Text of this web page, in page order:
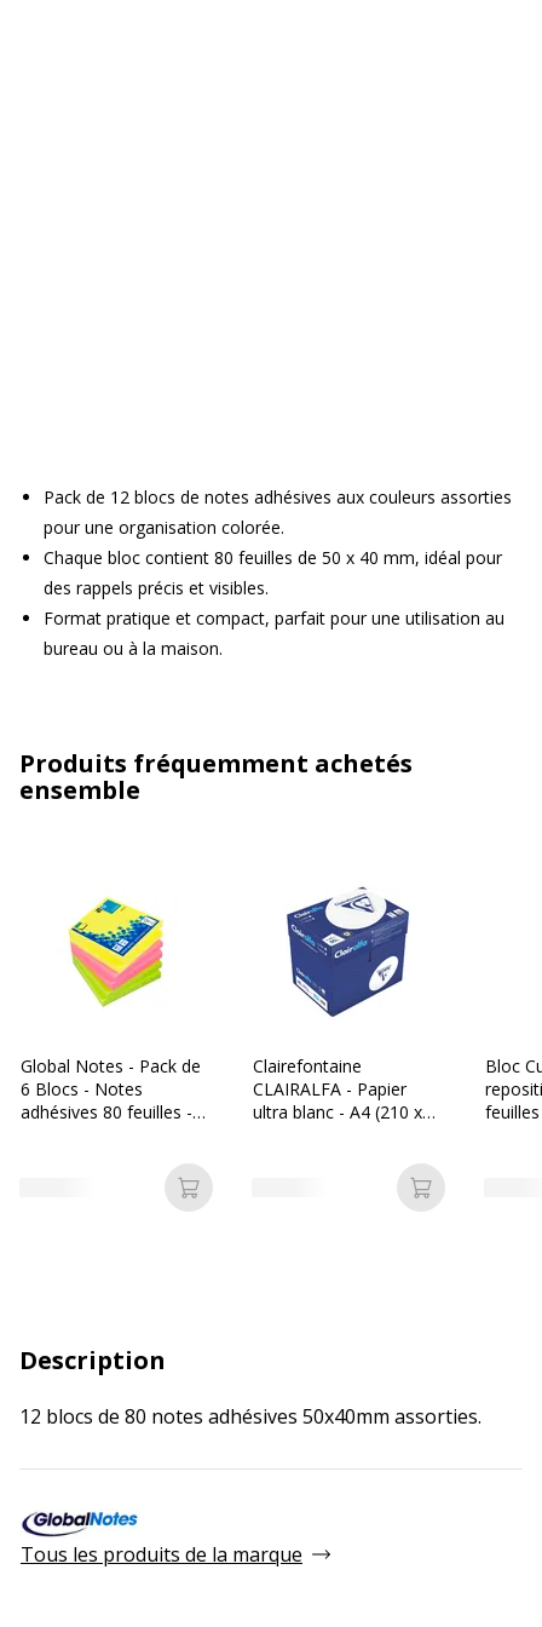
Pack de 12 blocs de notes adhésives aux couleurs assorties
pour une organisation colorée.
Chaque bloc contient 80 feuilles de 50 x 40 mm, idéal pour
des rappels précis et visibles.
Format pratique et compact, parfait pour une utilisation au
bureau ou à la maison.
Produits fréquemment achetés
ensemble
Global Notes - Pack de
6 Blocs - Notes
adhésives 80 feuilles -
Ajouter au panier
Clairefontaine
CLAIRALFA - Papier
ultra blanc - A4 (210 x
Ajouter au
Bloc
Description
12 blocs de 80 notes adhésives 50x40mm assorties.
Tous les produits de la marque